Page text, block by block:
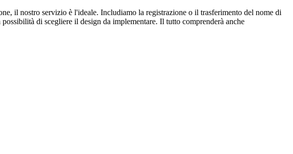
il nostro servizio è l'ideale. Includiamo la registrazione o il trasferimento del nome di
di scegliere il design da implementare. Il tutto comprenderà anche